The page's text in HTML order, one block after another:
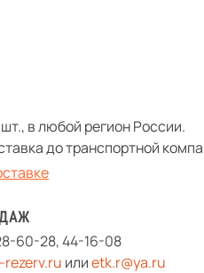
в любой регион России.
до транспортной
60-28,44-16-08
илиetk.r@ya.ru